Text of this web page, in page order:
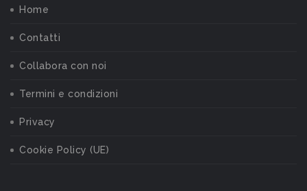
Home
Contatti
Collabora con noi
Termini e condizioni
Privacy
Cookie Policy (UE)